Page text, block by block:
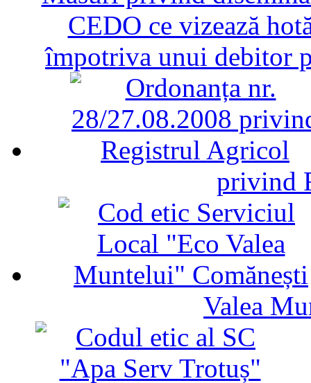
CEDO ce vizează
împotriva unui debitor
privind
Valea